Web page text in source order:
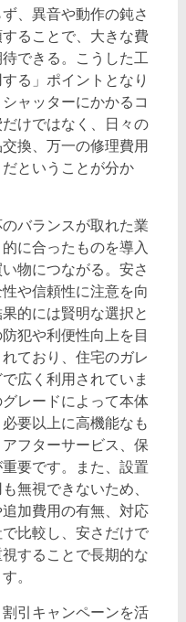
、異音や動作の鈍さ
ることで、大きな費
できる。こうした工
る」ポイントとなり
ャッターにかかるコ
けではなく、日々の
換、万一の修理費用
ということが分か
バランスが取れた業
に合ったものを導入
物につながる。安さ
や信頼性に注意を向
的には賢明な選択と
犯や利便性向上を目
ており、住宅のガレ
広く利用されていま
レードによって本体
要以上に高機能なも
フターサービス、保
要です。また、設置
無視できないため、
加費用の有無、対応
比較し、安さだけで
することで長期的な
。
引キャンペーンを活